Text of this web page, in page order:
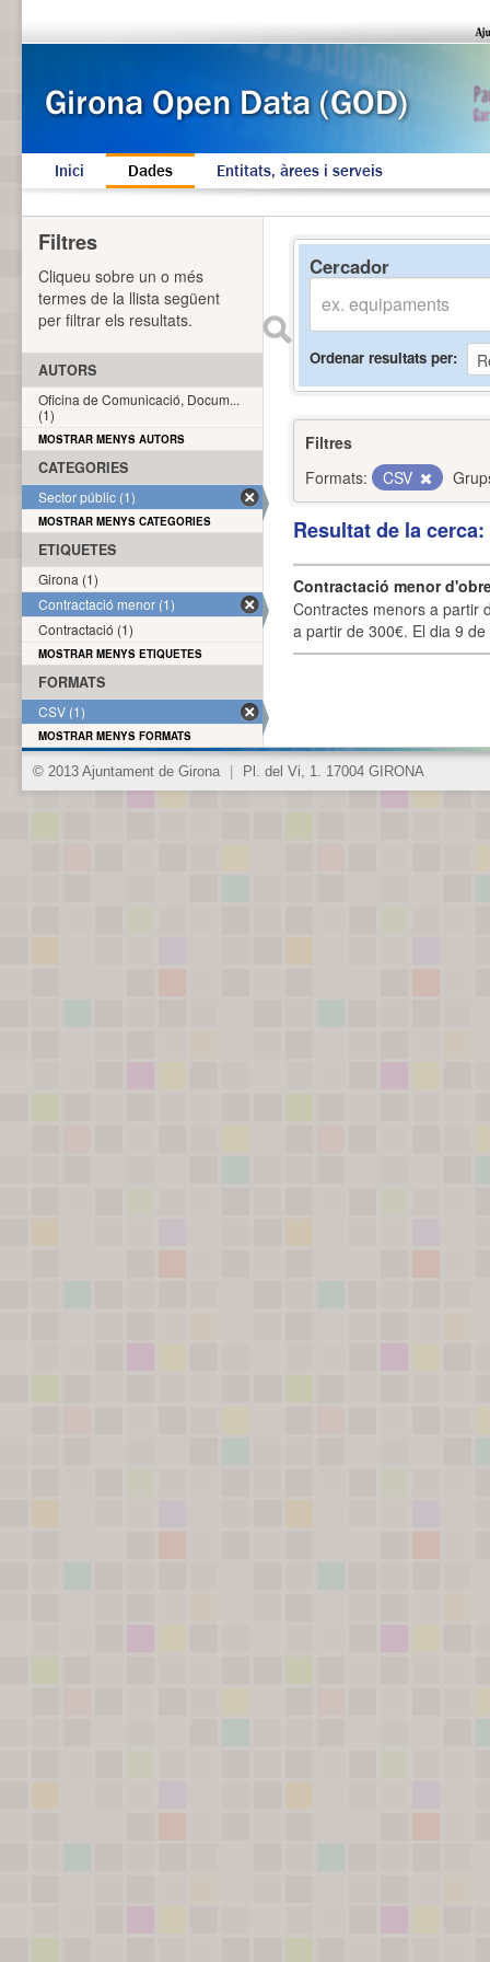
Inici Dades Entitats, àrees i serveis
Cercador
Ordenar resultats per
Filtres
Formats:
CSV
Resultat de la
Contractació menor
Contractes menors a partir
a partir de 300€. El dia 9
Filtres
Cliqueu sobre un o més
termes de la llista següent
per filtrar els resultats.
AUTORS
Oficina de Comunicació, Docum...
(1)
MOSTRAR MENYS AUTORS
CATEGORIES
Sector públic (1)
MOSTRAR MENYS CATEGORIES
ETIQUETES
Girona (1)
Contractació menor (1)
Contractació (1)
MOSTRAR MENYS ETIQUETES
FORMATS
CSV (1)
MOSTRAR MENYS FORMATS
© 2013 Ajuntament de Girona Pl. del Vi, 1. 17004 GIRONA